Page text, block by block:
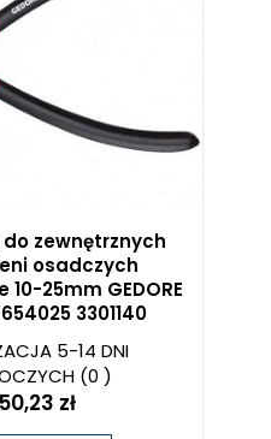
zewnętrznych
osadczych
10-25mm GEDORE
3301140
5-14 DNI
(0 )
50,23 zł